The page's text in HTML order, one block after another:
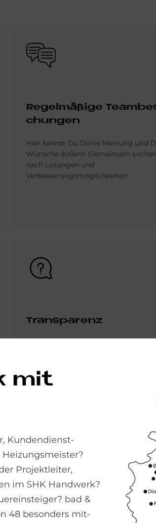
Bild
Re­gel­mä­ßi­ge
chun­gen
Hier kannst Du Deine Meinung und
Wünsche äußern. Gemeinsam
nach Lösungen und
Verbesserungsmöglichkeiten.
Bild
Trans­pa­renz
zum Unternehmenserfolg besser
nachvollziehen.
Bild
mit
Kunden­dienst­
Projekt­leiter,
im SHK Hand­werk?
bad &
48 besonders mit­